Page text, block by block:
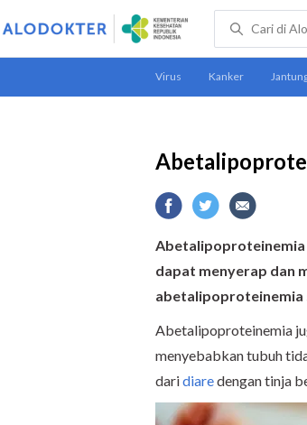
Abetalipoproteinemia
dapat menyerap dan
abetalipoproteinemia
Abetalipoproteinemia
menyebabkan tubuh
daridiaredengan tinja